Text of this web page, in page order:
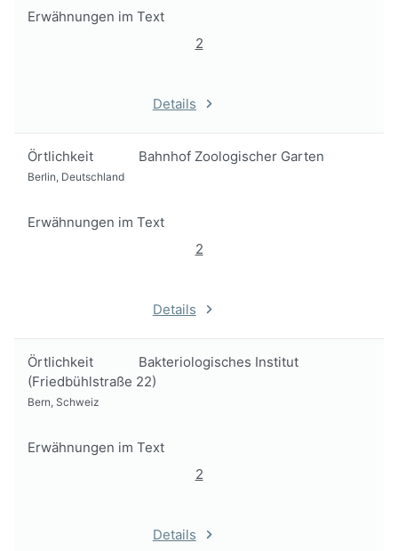
Erwähnungen im Text
2
Details
Örtlichkeit Bahnhof Zoologischer Garten
Berlin, Deutschland
Erwähnungen im Text
2
Details
Örtlichkeit
Bakteriologisches Institut
(Friedbühlstraße 22)
Bern, Schweiz
Erwähnungen im Text
2
Details